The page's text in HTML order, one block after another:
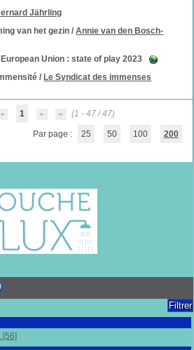
Jährling
van het gezin /Annie van den Bosch-
Union : state of play 2023
/ Le Syndicat des immenses
1 (1 - 47 / 47)
Par page : 25 50 100 200
[56]